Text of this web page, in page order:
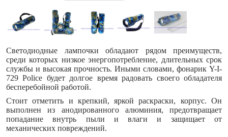
Светодиодные лампочки обладают рядом преимуществ,
среди которых низкое энергопотребление, длительных срок
службы и высокая прочность. Иными словами, фонарик Y-I-
729 Police будет долгое время радовать своего обладателя
бесперебойной работой.
Стоит отметить и крепкий, яркой раскраски, корпус. Он
выполнен из анодированного алюминия, предотвращает
попадание внутрь пыли и влаги и защищает от
механических повреждений.